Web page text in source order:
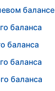
балансе
баланса
баланса
баланса
баланса